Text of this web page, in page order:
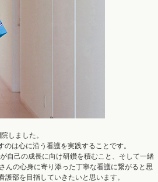
しました。
は心に沿う看護を実践することです。
自己の成長に向け研鑽を積むこと、そして一緒
んの心身に寄り添った丁寧な看護に繋がると思
部を目指していきたいと思います。